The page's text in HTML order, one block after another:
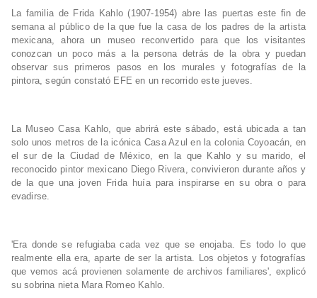
La familia de Frida Kahlo (1907-1954) abre las puertas este fin de
semana al público de la que fue la casa de los padres de la artista
mexicana, ahora un museo reconvertido para que los visitantes
conozcan un poco más a la persona detrás de la obra y puedan
observar sus primeros pasos en los murales y fotografías de la
pintora, según constató EFE en un recorrido este jueves.
La Museo Casa Kahlo, que abrirá este sábado, está ubicada a tan
solo unos metros de la icónica Casa Azul en la colonia Coyoacán, en
el sur de la Ciudad de México, en la que Kahlo y su marido, el
reconocido pintor mexicano Diego Rivera, convivieron durante años y
de la que una joven Frida huía para inspirarse en su obra o para
evadirse.
'Era donde se refugiaba cada vez que se enojaba. Es todo lo que
realmente ella era, aparte de ser la artista. Los objetos y fotografías
que vemos acá provienen solamente de archivos familiares', explicó
su sobrina nieta Mara Romeo Kahlo.